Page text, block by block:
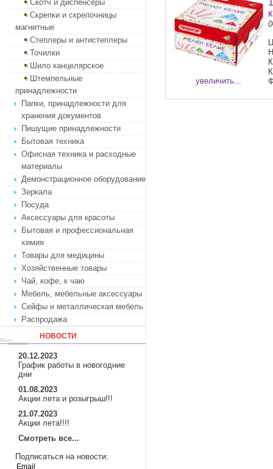
Скотч и диспенсеры
Скрепки и скрепочницы
магнитные
Степлеры и антистеплеры
Точилки
Шило канцелярское
Штемпельные
принадлежности
Папки, принадлежности для
хранения документов
Пишущие принадлежности
Бытовая техника
Офисная техника и расходные
материалы
Демонстрационное оборудование
Зеркала
Посуда
Аксессуары для красоты
Бытовая и профессиональная
химия
Товары для медицины
Хозяйственные товары
Чай, кофе, к чаю
Мебель, мебельные аксессуары
Сейфы и металлическая мебель
Распродажа
НОВОСТИ
20.12.2023
График работы в новогодние
дни
01.08.2023
Акции лета и розыгрыш!!!
21.07.2023
Акции лета!!!!
Смотреть все...
Подписаться на новости:
увеличить...